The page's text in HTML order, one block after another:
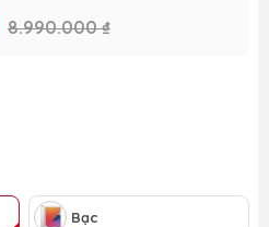
8.990.000 ₫
Bạc